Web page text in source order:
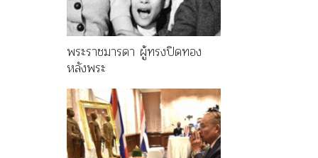
พระราชมารดา ผู้ทรงปิดทอง
หลังพระ